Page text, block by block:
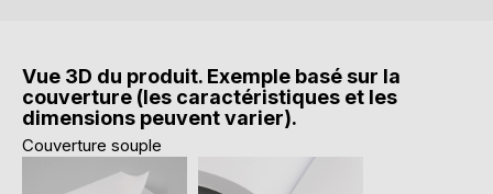
Vue 3D du produit. Exemple basé sur la
couverture (les caractéristiques et les
dimensions peuvent varier).
Couverture souple